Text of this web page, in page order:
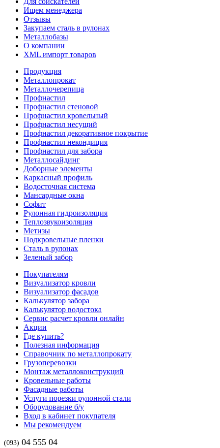
Ищем менеджера
Отзывы
Закупаем сталь в рулонах
Металлобазы
О компании
XML импорт товаров
Продукция
Металлопрокат
Металлочерепица
Профнастил
Профнастил стеновой
Профнастил кровельный
Профнастил несущий
Профнастил декоративное покрытие
Профнастил некондиция
Профнастил для забора
Металлосайдинг
Доборные элементы
Каркасный профиль
Водосточная система
Мансардные окна
Софит
Рулонная гидроизоляция
Теплозвукоизоляция
Метизы
Подкровельные пленки
Сталь в рулонах
Зеленый забор
Покупателям
Визуализатор кровли
Визуализатор фасадов
Калькулятор забора
Калькулятор водостока
Сервис расчет кровли онлайн
Акции
Где купить?
Полезная информация
Справочник по металлопрокату
Грузоперевозки
Монтаж металлоконструкций
Кровельные работы
Фасадные работы
Услуги порезки рулонной стали
Оборудование б/у
Вход в кабинет покупателя
Мы рекомендуем
(093) 04 555 04